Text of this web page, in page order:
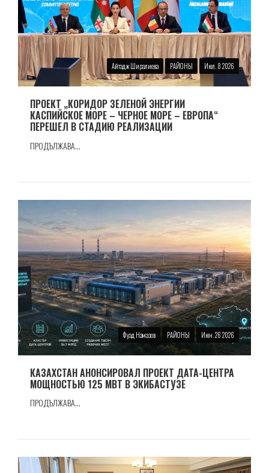
Айтадж Ширалиева РАЙОНЫ Июл. 8 2026
ПРОЕКТ „КОРИДОР ЗЕЛЕНОЙ ЭНЕРГИИ
КАСПИЙСКОЕ МОРЕ – ЧЕРНОЕ МОРЕ – ЕВРОПА“
ПЕРЕШЕЛ В СТАДИЮ РЕАЛИЗАЦИИ
ПРОДЪЛЖАВА...
Фуад Намазов РАЙОНЫ Июн. 26 2026
КАЗАХСТАН АНОНСИРОВАЛ ПРОЕКТ ДАТА-ЦЕНТРА
МОЩНОСТЬЮ 125 МВТ В ЭКИБАСТУЗЕ
ПРОДЪЛЖАВА...